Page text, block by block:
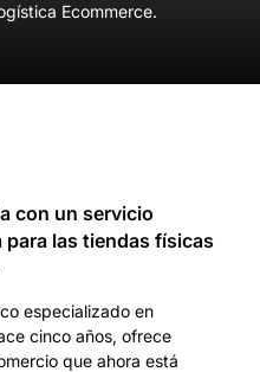
Ecommerce.
con un servicio
las tiendas físicas
especializado en
cinco años, ofrece
que ahora está